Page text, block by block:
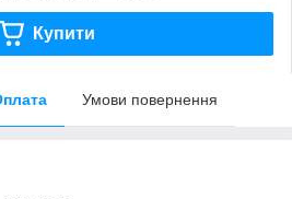
Купити
Умови повернення